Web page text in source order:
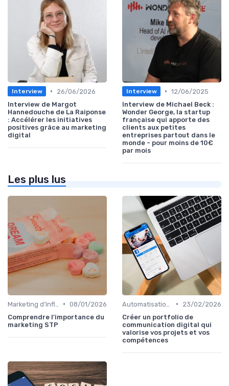
Interview •
26/06/2026
Interview de Margot
Hannedouche de La Raiponse
: Accélérer les initiatives
positives grâce au marketing
digital
Interview • 12/06/2025
Interview de Michael Beck :
Wonder George, la startup
française qui apporte des
clients aux petites
entreprises partout dans le
monde - pour moins de 10€
par mois
Les plus lus
• 08/01/2026
Comprendre l'importance du
marketing STP
•
23/02/2026
Créer un portfolio de
communication digital qui
valorise vos projets et vos
compétences